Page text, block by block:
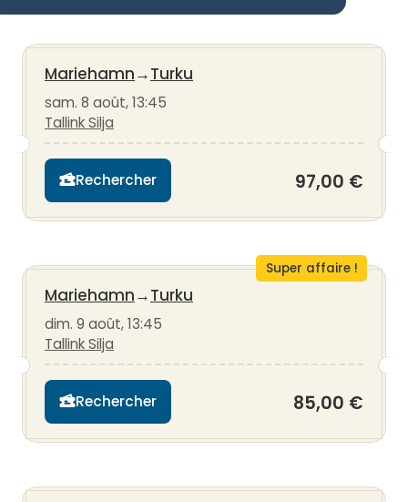
Mariehamn→Turku
sam. 8 août, 13:45
Tallink Silja
Rechercher 97,00 €
Super affaire !
Mariehamn→Turku
dim. 9 août, 13:45
Tallink Silja
Rechercher 85,00 €